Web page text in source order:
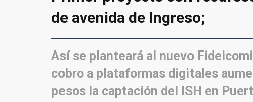
de avenida de Ingreso;
Así se planteará al nuevo
cobro a plataformas digitales
pesos la captación del ISH en